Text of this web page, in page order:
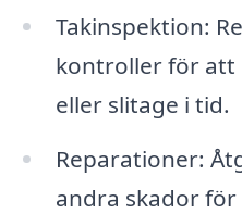
Takinspektion:
kontroller för att
eller slitage i tid.
Reparationer:
andra skador